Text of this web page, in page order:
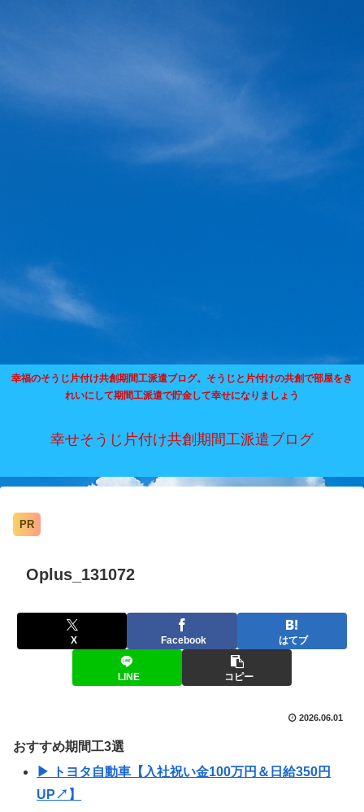
幸福のそうじ片付け共創期間工派遣ブログ。そうじと片付けの共創で部屋をき
れいにして期間工派遣で貯金して幸せになりましょう
幸せそうじ片付け共創期間工派遣ブログ
PR
Oplus_131072
X Facebook はてブ
LINE コピー
2026.06.01
おすすめ期間工3選
▶ トヨタ自動車【入社祝い金100万円＆日給350円
UP↗】